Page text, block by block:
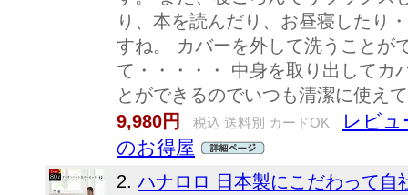
り、本を読んだり、お昼寝したり
すね。 カバーを外して洗うことが
て・・・・・ 中身を取り出してカ
とができるのでいつも清潔に使え
9,980円
税込 送料別 カードOK
レビュ
のお得屋
2. ハナロロ 日本製にこだわって自